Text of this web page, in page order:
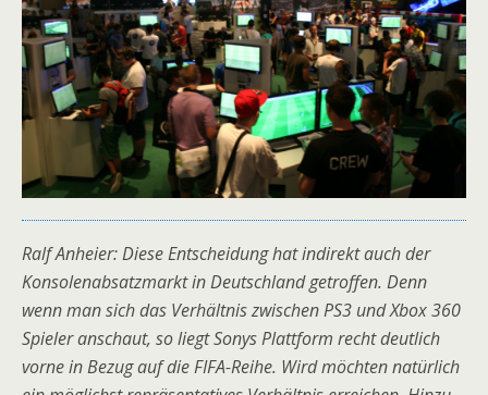
Ralf Anheier: Diese Entscheidung hat indirekt auch der
Konsolenabsatzmarkt in Deutschland getroffen. Denn
wenn man sich das Verhältnis zwischen PS3 und Xbox 360
Spieler anschaut, so liegt Sonys Plattform recht deutlich
vorne in Bezug auf die FIFA-Reihe. Wird möchten natürlich